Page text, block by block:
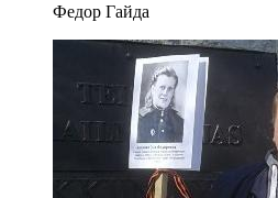
Федор Гайда